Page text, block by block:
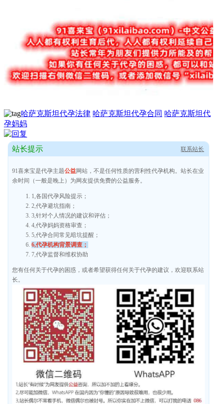
哈萨克斯坦代孕法律 哈萨克斯坦代孕合同 哈萨克斯坦代
孕妈妈
站长提示
91喜来宝是代孕主题公益网站，不是任何性质的营利性代孕机构。站长在业
余时间（一般是晚上）为网友提供免费的公益服务。
1,各国代孕风险提示；
2,代孕避坑指南；
3,针对个人情况的建议和评估；
4,代孕妈妈资格审查；
5,代孕合同常见暗坑提醒；
6,代孕机构背景调查；
7,代孕监督和维权协助
您有任何关于代孕的困惑，或者希望获得任何关于代孕的建议，欢迎联系站
长。
联系站长